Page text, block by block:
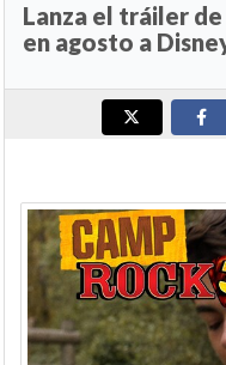
Lanza el tráiler
en agosto a